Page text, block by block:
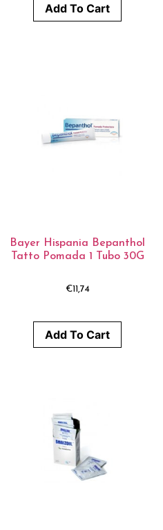
Add To Cart
Bayer Hispania Bepanthol
Tatto Pomada 1 Tubo 30G
€11,74
Add To Cart